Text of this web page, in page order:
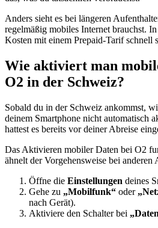
Anders sieht es bei längeren
regelmäßig mobiles Internet brauchst.
Kosten mit einem Prepaid-Tarif schnell
Wie aktiviert man
O2 in der Schweiz?
Sobald du in der Schweiz ankommst,
deinem Smartphone nicht automatisch
hattest es bereits vor deiner Abreise
Das Aktivieren mobiler Daten bei O2
ähnelt der Vorgehensweise bei anderen
Öffne die Einstellungen deines
Gehe zu „Mobilfunk“ oder
nach Gerät).
Aktiviere den Schalter bei